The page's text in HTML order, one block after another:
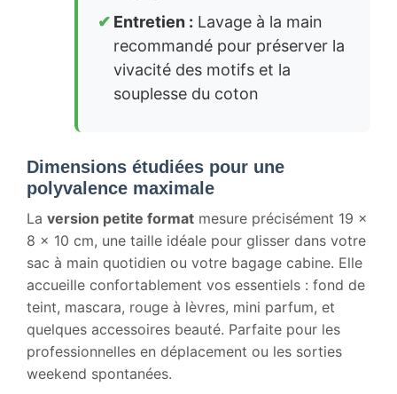
Entretien : Lavage à la main
recommandé pour préserver la
vivacité des motifs et la
souplesse du coton
Dimensions étudiées pour une
polyvalence maximale
La version petite format mesure précisément 19 x
8 x 10 cm, une taille idéale pour glisser dans votre
sac à main quotidien ou votre bagage cabine. Elle
accueille confortablement vos essentiels : fond de
teint, mascara, rouge à lèvres, mini parfum, et
quelques accessoires beauté. Parfaite pour les
professionnelles en déplacement ou les sorties
weekend spontanées.